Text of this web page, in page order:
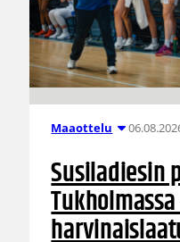
Maaottelu
Susiladiesin